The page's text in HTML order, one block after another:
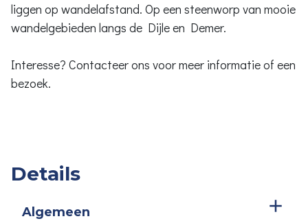
liggen op wandelafstand. Op een steenworp van mooie
wandelgebieden langs de Dijle en Demer.
Interesse? Contacteer ons voor meer informatie of een
bezoek.
Details
Algemeen